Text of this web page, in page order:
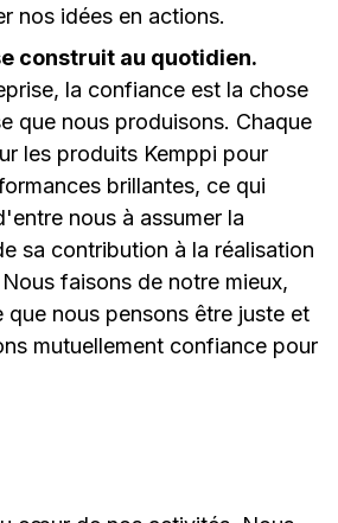
nos idées en actions.
construit au quotidien.
la confiance est la chose
que nous produisons. Chaque
les produits Kemppi pour
brillantes, ce qui
nous à assumer la
sa contribution à la réalisation
faisons de notre mieux,
que nous pensons être juste et
mutuellement confiance pour